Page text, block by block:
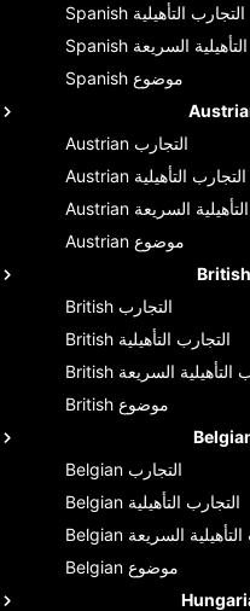
Spanish التجارب التأهيلية
Spanish السريعة
Spanish موضوع
Austrian التجارب
Austrian التجارب التأهيلية
Austrian السريعة
Austrian موضوع
British
British التجارب
British التجارب التأهيلية
British التأهيلية السريعة
British موضوع
Belgian التجارب
Belgian التجارب التأهيلية
Belgian السريعة
Belgian موضوع